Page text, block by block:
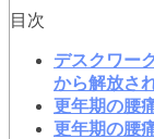
目次
デスクワー
から解放さ
更年期の腰
更年期の腰